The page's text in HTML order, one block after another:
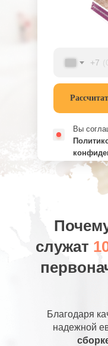
+7
Вы
служат
Благодаря
надежной